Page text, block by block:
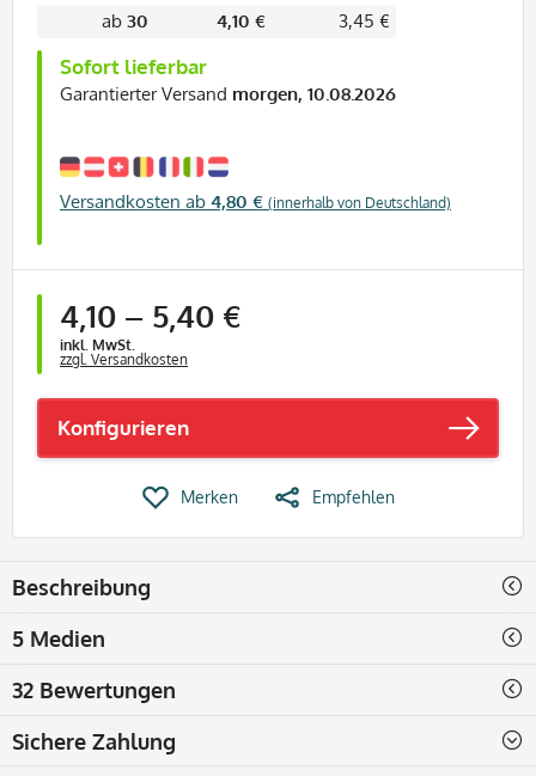
Sofort lieferbar
Garantierter Versand morgen, 10.08.2026
Versandkosten ab 4,80 € (innerhalb von Deutschland)
ab 30 4,10 € 3,45 €
ab
4,10 – 1 Stück
5,40 €
inkl. MwSt.
zzgl. Versandkosten
Konfigurieren
Merken Empfehlen
Beschreibung
5 Medien
32 Bewertungen
Sichere Zahlung